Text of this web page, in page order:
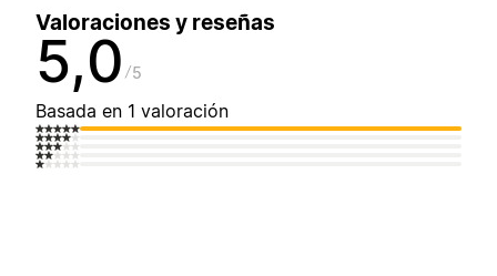
Valoraciones y reseñas
5,0 5
Basada en 1 valoración